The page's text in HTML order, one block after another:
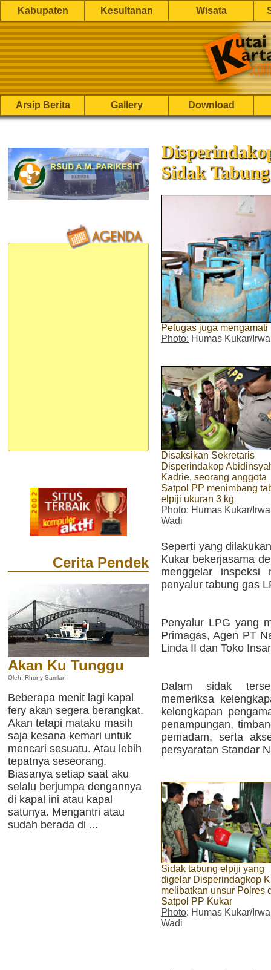
Kabupaten Kesultanan Wisata
Arsip Berita Gallery Download
Cerita Pendek
Akan Ku Tunggu
Oleh: Rhony Samlan
Beberapa menit lagi kapal
fery akan segera berangkat.
Akan tetapi mataku masih
saja kesana kemari untuk
mencari sesuatu. Atau lebih
tepatnya seseorang.
Biasanya setiap saat aku
selalu berjumpa dengannya
di kapal ini atau kapal
satunya. Mengantri atau
sudah berada di ...
Sidak
Petugas juga
Photo: Humas Kukar/
Disaksikan Sekretaris
Disperindakop
Kadrie, seorang anggota
Satpol PP menimbang
elpiji ukuran 3 kg
Photo: Humas Kukar/
Wadi
Seperti yang
Kukar bekerjasama
menggelar inspeksi
penyalur tabung gas
Penyalur LPG yang
Primagas, Agen PT
Linda II dan Toko
Dalam sidak
memeriksa
kelengkapan
penampungan,
pemadam, serta
persyaratan Standar
Sidak tabung elpiji yang
digelar Disperindagkop
melibatkan unsur Polres
Satpol PP Kukar
Photo: Humas Kukar/
Wadi